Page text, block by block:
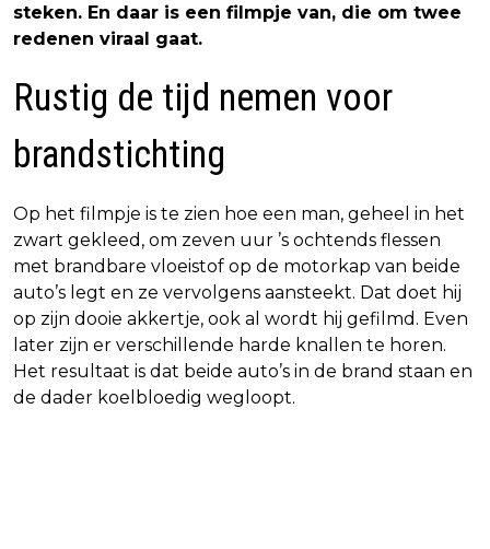
steken. En daar is een filmpje van, die om twee
redenen viraal gaat.
Rustig de tijd nemen voor
brandstichting
Op het filmpje is te zien hoe een man, geheel in het
zwart gekleed, om zeven uur ’s ochtends flessen
met brandbare vloeistof op de motorkap van beide
auto’s legt en ze vervolgens aansteekt. Dat doet hij
op zijn dooie akkertje, ook al wordt hij gefilmd. Even
later zijn er verschillende harde knallen te horen.
Het resultaat is dat beide auto’s in de brand staan en
de dader koelbloedig wegloopt.